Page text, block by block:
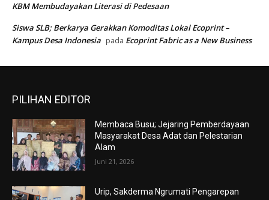
KBM Membudayakan Literasi di Pedesaan
Siswa SLB; Berkarya Gerakkan Komoditas Lokal Ecoprint –
Kampus Desa Indonesia pada Ecoprint Fabric as a New Business
PILIHAN EDITOR
Membaca Busu; Jejaring Pemberdayaan
Masyarakat Desa Adat dan Pelestarian
Alam
Juni 21, 2026
Urip, Sakderma Ngrumati Pengarepan